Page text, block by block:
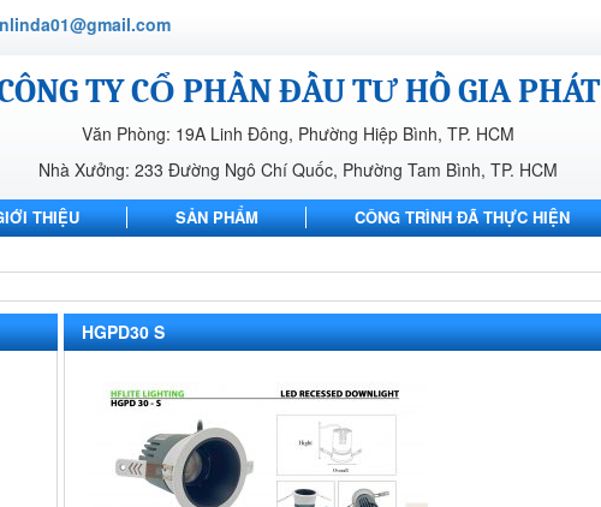
TY CỔ PHẦN ĐẦU TƯ HỒ GIA PHÁT
Văn Phòng: 19A Linh Đông, Phường Hiệp Bình, TP. HCM
Nhà Xưởng: 233 Đường Ngô Chí Quốc, Phường Tam Bình, TP. HCM
THIỆU SẢN PHẨM CÔNG TRÌNH ĐÃ THỰC HIỆN
HGPD30 S